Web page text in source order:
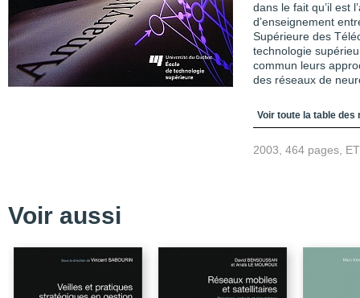
dans le fait qu’il est
d’enseignement
Supérieure des
technologie
commun leurs
des réseaux de
Table des
Voir toute la table des
2003, 464 pages,
Voir aussi